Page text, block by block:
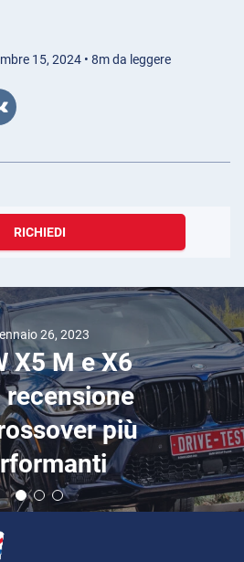
15, 2024 • 8m da leggere
RICHIEDI
26, 2023
X5 M e X6
recensione
più